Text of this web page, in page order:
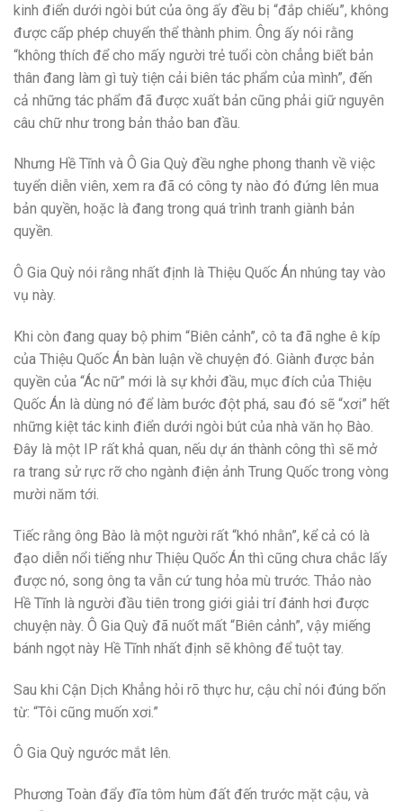
kinh điển dưới ngòi bút của ông ấy đều bị “đắp chiếu”, không
được cấp phép chuyển thể thành phim. Ông ấy nói rằng
“không thích để cho mấy người trẻ tuổi còn chẳng biết bản
thân đang làm gì tuỳ tiện cải biên tác phẩm của mình”, đến
cả những tác phẩm đã được xuất bản cũng phải giữ nguyên
câu chữ như trong bản thảo ban đầu.
Nhưng Hề Tĩnh và Ô Gia Quỳ đều nghe phong thanh về việc
tuyển diễn viên, xem ra đã có công ty nào đó đứng lên mua
bản quyền, hoặc là đang trong quá trình tranh giành bản
quyền.
Ô Gia Quỳ nói rằng nhất định là Thiệu Quốc Án nhúng tay vào
vụ này.
Khi còn đang quay bộ phim “Biên cảnh”, cô ta đã nghe ê kíp
của Thiệu Quốc Án bàn luận về chuyện đó. Giành được bản
quyền của “Ác nữ” mới là sự khởi đầu, mục đích của Thiệu
Quốc Án là dùng nó để làm bước đột phá, sau đó sẽ “xơi” hết
những kiệt tác kinh điển dưới ngòi bút của nhà văn họ Bào.
Đây là một IP rất khả quan, nếu dự án thành công thì sẽ mở
ra trang sử rực rỡ cho ngành điện ảnh Trung Quốc trong vòng
mười năm tới.
Tiếc rằng ông Bào là một người rất “khó nhằn”, kể cả có là
đạo diễn nổi tiếng như Thiệu Quốc Án thì cũng chưa chắc lấy
được nó, song ông ta vẫn cứ tung hỏa mù trước. Thảo nào
Hề Tĩnh là người đầu tiên trong giới giải trí đánh hơi được
chuyện này. Ô Gia Quỳ đã nuốt mất “Biên cảnh”, vậy miếng
bánh ngọt này Hề Tĩnh nhất định sẽ không để tuột tay.
Sau khi Cận Dịch Khẳng hỏi rõ thực hư, cậu chỉ nói đúng bốn
từ: “Tôi cũng muốn xơi.”
Ô Gia Quỳ ngước mắt lên.
Phương Toàn đẩy đĩa tôm hùm đất đến trước mặt cậu, và